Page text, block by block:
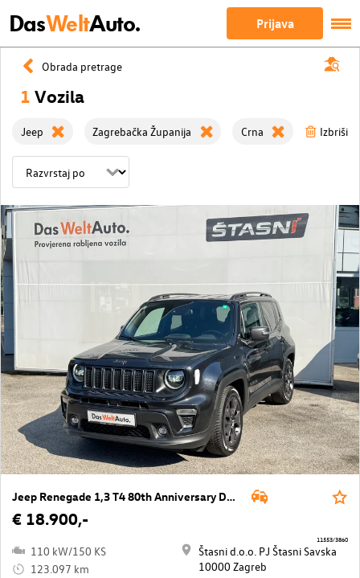
DasWeltAuto. Prijava
Obrada pretrage
1 Vozila
Jeep Zagrebačka Županija Crna Izbriši
Jeep Renegade 1,3 T4 80th Anniversary DDCT
€ 18.900,-
110 kW/150 KS
123.097 km
Štasni d.o.o. PJ Štasni Savska
10000 Zagreb
11553/3860